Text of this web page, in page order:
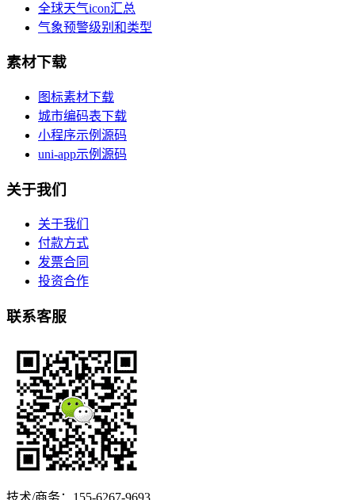
全球天气icon汇总
气象预警级别和类型
素材下载
图标素材下载
城市编码表下载
小程序示例源码
uni-app示例源码
关于我们
关于我们
付款方式
发票合同
投资合作
联系客服
技术/商务：155-6267-9693